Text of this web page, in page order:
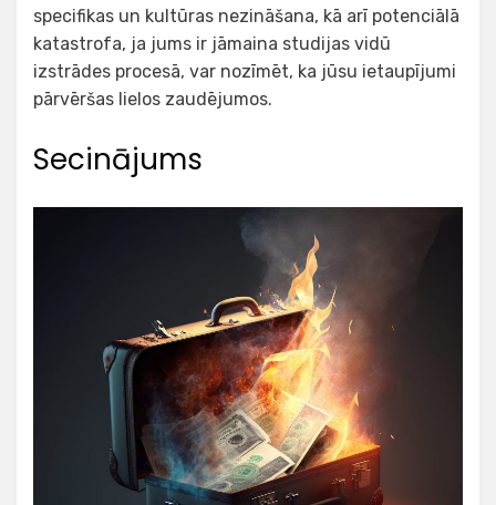
specifikas un kultūras nezināšana, kā arī potenciālā
katastrofa, ja jums ir jāmaina studijas vidū
izstrādes procesā, var nozīmēt, ka jūsu ietaupījumi
pārvēršas lielos zaudējumos.
Secinājums